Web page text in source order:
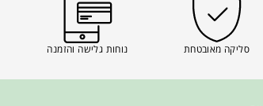
סליקה מאובטחת נוחות גלישה והזמנה